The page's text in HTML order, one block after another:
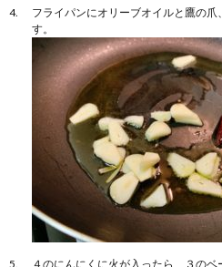
フライパンにオリーブオイルと鷹の
す。
４のにんにくに火が入ったら、３のベ